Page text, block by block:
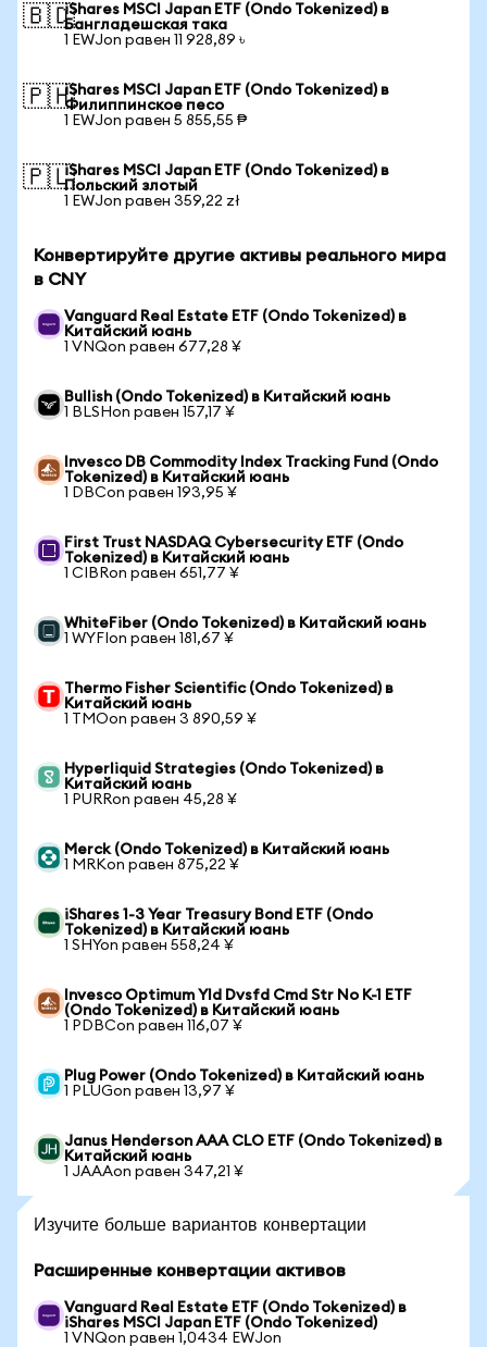
🇧🇩iShares MSCI Japan ETF (Ondo Tokenized) в
Бангладешская така
1 EWJon равен 11 928,89 ৳
🇵🇭iShares MSCI Japan ETF (Ondo Tokenized) в
Филиппинское песо
1 EWJon равен 5 855,55 ₱
🇵🇱iShares MSCI Japan ETF (Ondo Tokenized) в
Польский злотый
1 EWJon равен 359,22 zł
Конвертируйте другие активы реального мира
в CNY
Vanguard Real Estate ETF (Ondo Tokenized) в
Китайский юань
1 VNQon равен 677,28 ¥
Bullish (Ondo Tokenized) в Китайский юань
1 BLSHon равен 157,17 ¥
Invesco DB Commodity Index Tracking Fund (Ondo
Tokenized) в Китайский юань
1 DBCon равен 193,95 ¥
First Trust NASDAQ Cybersecurity ETF (Ondo
Tokenized) в Китайский юань
1 CIBRon равен 651,77 ¥
WhiteFiber (Ondo Tokenized) в Китайский юань
1 WYFIon равен 181,67 ¥
Thermo Fisher Scientific (Ondo Tokenized) в
Китайский юань
1 TMOon равен 3 890,59 ¥
Hyperliquid Strategies (Ondo Tokenized) в
Китайский юань
1 PURRon равен 45,28 ¥
Merck (Ondo Tokenized) в Китайский юань
1 MRKon равен 875,22 ¥
iShares 1-3 Year Treasury Bond ETF (Ondo
Tokenized) в Китайский юань
1 SHYon равен 558,24 ¥
Invesco Optimum Yld Dvsfd Cmd Str No K-1 ETF
(Ondo Tokenized) в Китайский юань
1 PDBCon равен 116,07 ¥
Plug Power (Ondo Tokenized) в Китайский юань
1 PLUGon равен 13,97 ¥
Janus Henderson AAA CLO ETF (Ondo Tokenized) в
Китайский юань
1 JAAAon равен 347,21 ¥
Изучите больше вариантов конвертации
Расширенные конвертации активов
Vanguard Real Estate ETF (Ondo Tokenized) в
iShares MSCI Japan ETF (Ondo Tokenized)
1 VNQon равен 1,0434 EWJon